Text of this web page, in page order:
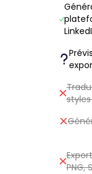
PNG,